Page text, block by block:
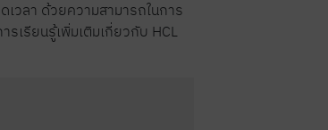
วลา ด้วยความสามารถในการ
เรียนรู้เพิ่มเติมเกี่ยวกับ HCL